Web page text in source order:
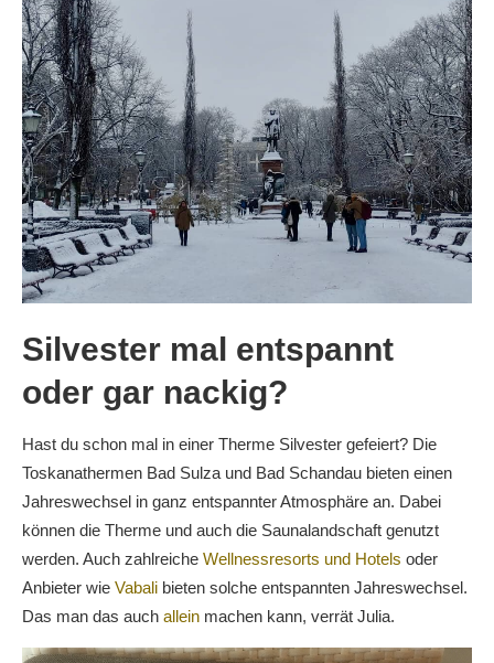
Silvester mal entspannt
oder gar nackig?
Hast du schon mal in einer Therme Silvester gefeiert? Die
Toskanathermen Bad Sulza und Bad Schandau bieten einen
Jahreswechsel in ganz entspannter Atmosphäre an. Dabei
können die Therme und auch die Saunalandschaft genutzt
werden. Auch zahlreiche Wellnessresorts und Hotels oder
Anbieter wie Vabali bieten solche entspannten Jahreswechsel.
Das man das auch allein machen kann, verrät Julia.